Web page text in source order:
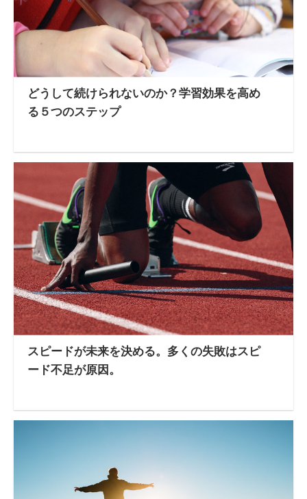
どうして続けられないのか？学習効果を高め
る５つのステップ
スピードが未来を決める。多くの失敗はスピ
ード不足が原因。